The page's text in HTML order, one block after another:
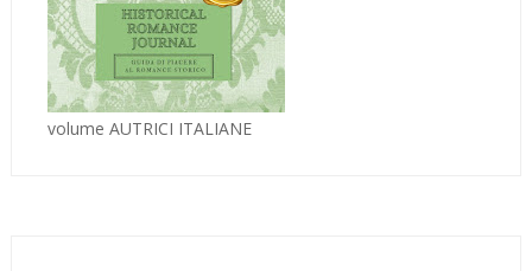
volume AUTRICI ITALIANE